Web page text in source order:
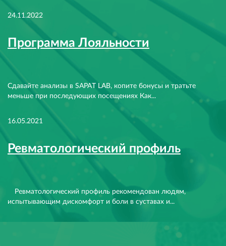
24.11.2022
Программа Лояльности
Сдавайте анализы в SAPAT LAB, копите бонусы и тратьте
меньше при последующих посещениях Как...
16.05.2021
Ревматологический профиль
⠀ Ревматологический профиль рекомендован людям,
испытывающим дискомфорт и боли в суставах и...